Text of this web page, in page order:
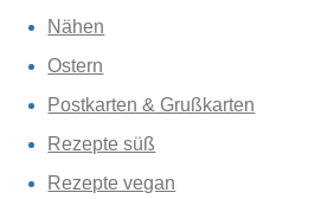
Nähen
Ostern
Postkarten & Grußkarten
Rezepte süß
Rezepte vegan